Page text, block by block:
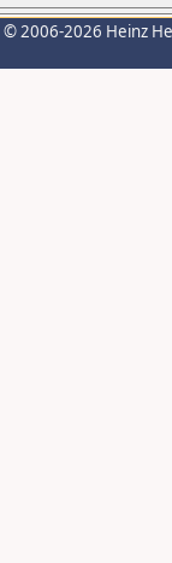
© 2006-2026 Heinz